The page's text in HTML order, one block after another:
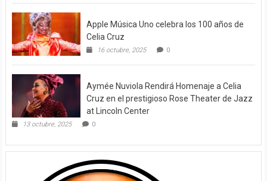
Apple Música Uno celebra los 100 años de
Celia Cruz
16 octubre, 2025 0
Aymée Nuviola Rendirá Homenaje a Celia
Cruz en el prestigioso Rose Theater de Jazz
at Lincoln Center
13 octubre, 2025 0